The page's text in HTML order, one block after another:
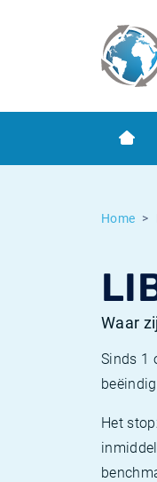
Home
Waar
Sinds 1
Het
Term SOFR
Wat is CPI inflatie?
Wat is HICP inflatie?
Europese inflatie - HICP
Euribor historie
ESTER historie
Inflatiecalculator